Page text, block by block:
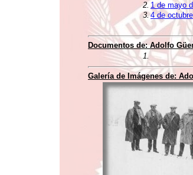
2. 1 de mayo
3.4 de
Documentos de:Adolfo
1.
Galería de Imágenes de: